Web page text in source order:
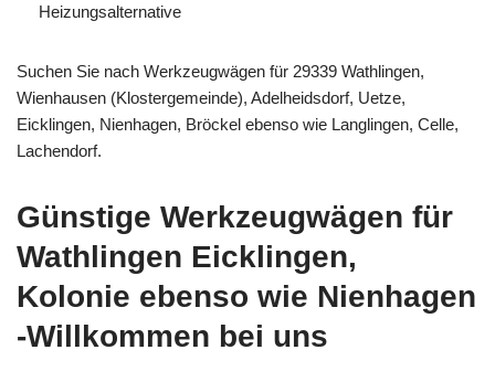
Heizungsalternative
Suchen Sie nach Werkzeugwägen für 29339 Wathlingen,
Wienhausen (Klostergemeinde), Adelheidsdorf, Uetze,
Eicklingen, Nienhagen, Bröckel ebenso wie Langlingen, Celle,
Lachendorf.
Günstige Werkzeugwägen für
Wathlingen Eicklingen,
Kolonie ebenso wie Nienhagen
-Willkommen bei uns